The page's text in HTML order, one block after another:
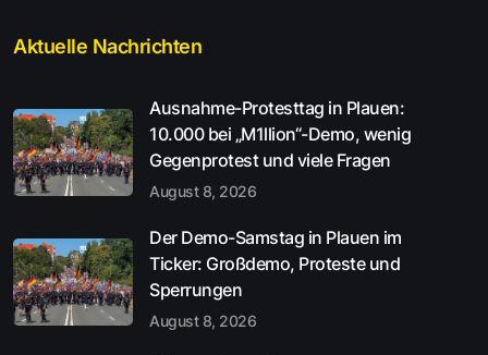
Aktuelle Nachrichten
Ausnahme-Protesttag in Plauen:
10.000 bei „M1llion“-Demo, wenig
Gegenprotest und viele Fragen
August 8, 2026
Der Demo-Samstag in Plauen im
Ticker: Großdemo, Proteste und
Sperrungen
August 8, 2026